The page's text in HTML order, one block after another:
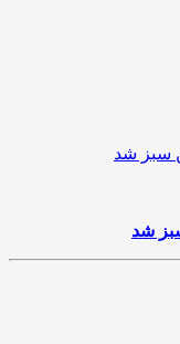
شد